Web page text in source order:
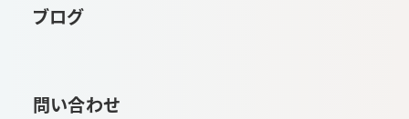
ブログ
問い合わせ